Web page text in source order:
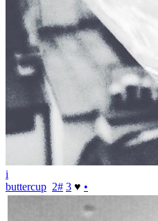
i
buttercup 2# 3 ♥ •